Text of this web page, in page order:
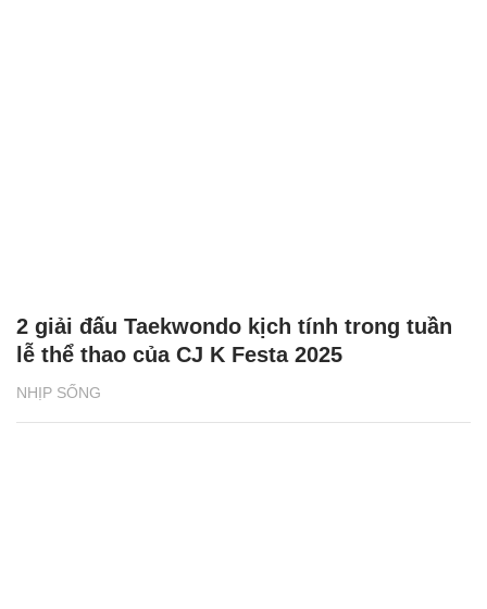
NHỊP SỐNG
2 giải đấu Taekwondo kịch tính trong tuần
lễ thể thao của CJ K Festa 2025